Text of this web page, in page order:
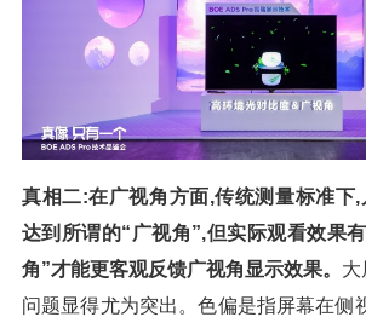
真相二:在广视角方面,传统测量标准下
达到所谓的“广视角”,但实际观看效果
角”才能更客观反馈广视角显示效果。 大
问题显得尤为突出。色偏是指屏幕在侧